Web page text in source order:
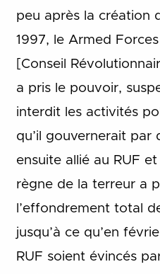
peu après la création
1997, le Armed
[Conseil
a pris le pouvoir,
interdit les activités
qu’il gouvernerait par
ensuite allié au RUF
règne de la terreur a
l’effondrement total
jusqu’à ce qu’en
RUF soient évincés